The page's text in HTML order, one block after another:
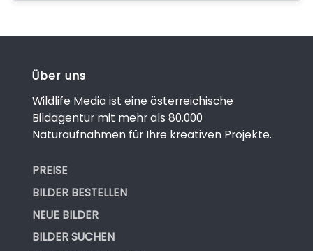
Über uns
Wildlife Media ist eine österreichische
Bildagentur mit mehr als 80.000
Naturaufnahmen für Ihre kreativen Projekte.
PREISE
BILDER BESTELLEN
NEUE BILDER
BILDER SUCHEN